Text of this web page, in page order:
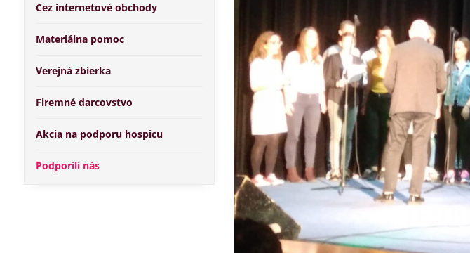
Cez internetové obchody
Materiálna pomoc
Verejná zbierka
Firemné darcovstvo
Akcia na podporu hospicu
Podporili nás